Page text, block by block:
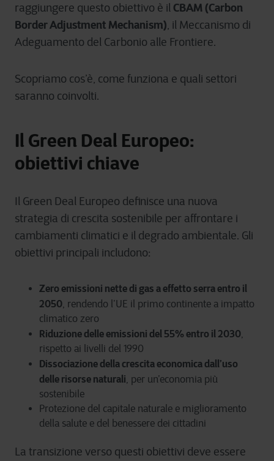
raggiungere questo obiettivo è il CBAM (Carbon
Border Adjustment Mechanism), il Meccanismo di
Adeguamento del Carbonio alle Frontiere.
Scopriamo cos’è, come funziona e quali settori
saranno coinvolti.
Il Green Deal Europeo:
obiettivi chiave
Il Green Deal Europeo definisce una nuova
strategia di crescita sostenibile per affrontare i
cambiamenti climatici e il degrado ambientale. Gli
obiettivi principali includono:
Zero emissioni nette di gas a effetto serra entro il
2050, rendendo l’UE il primo continente a impatto
climatico zero
Riduzione delle emissioni del 55% entro il 2030,
rispetto ai livelli del 1990
Dissociazione della crescita economica dall’uso
delle risorse naturali, per un’economia più
sostenibile
Protezione del capitale naturale e miglioramento
della salute e del benessere dei cittadini
La transizione verso questi obiettivi deve essere